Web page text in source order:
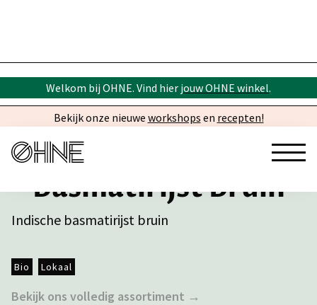
Welkom bij OHNE. Vind hier jouw OHNE winkel.
Bekijk onze nieuwe workshops en recepten!
Basmatirijst Bruin
Indische basmatirijst bruin
Bio Lokaal
Bekijk ons volledig assortiment →